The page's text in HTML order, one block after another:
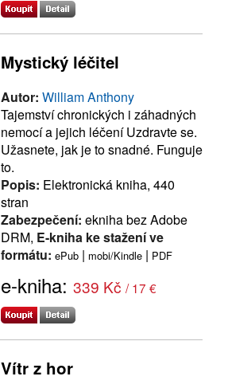
Mystický léčitel
Autor: William Anthony
Tajemství chronických i záhadných
nemocí a jejich léčení Uzdravte se.
Užasnete, jak je to snadné. Funguje
to.
Popis: Elektronická kniha, 440
stran
Zabezpečení: ekniha bez Adobe
DRM, E-kniha ke stažení ve
formátu: ePub | mobi/Kindle | PDF
e-kniha: 339 Kč / 17 €
Vítr z hor